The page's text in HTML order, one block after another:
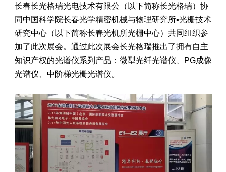
长春长光格瑞光电技术有限公（以下简称长光格瑞）协
同中国科学院长春光学精密机械与物理研究所▪光栅技术
研究中心（以下简称长春光机所光栅中心）共同组织参
加了此次展会。通过此次展会长光格瑞推出了拥有自主
知识产权的光谱仪系列产品：微型光纤光谱仪、PG成像
光谱仪、中阶梯光栅光谱仪。